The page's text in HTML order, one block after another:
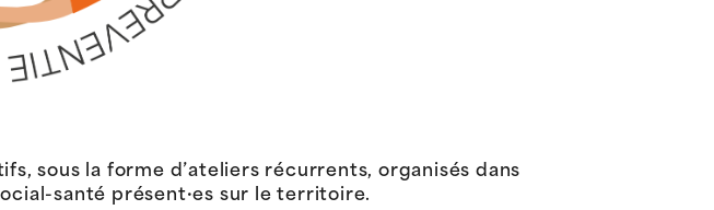
sous la forme d’ateliers récurrents, organisés dans
santé présent·es sur le territoire.